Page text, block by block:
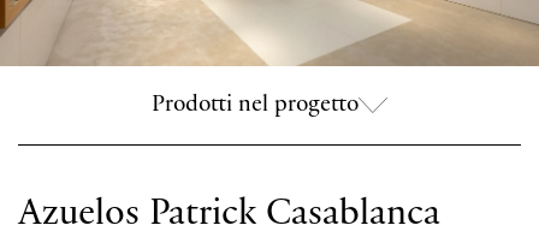
Prodotti nel progetto
Azuelos Patrick Casablanca